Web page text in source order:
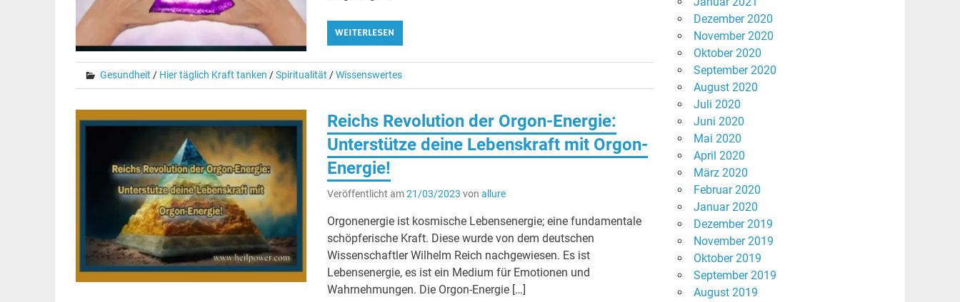
WEITERLESEN
Gesundheit / Hier täglich Kraft tanken /Spiritualität /Wissenswertes
Reichs Revolution der Orgon-Energie:
Unterstütze deine Lebenskraft mit Orgon-
Energie!
Veröffentlicht am21/03/2023 vonallure
Orgonenergie ist kosmische Lebensenergie; eine fundamentale
schöpferische Kraft. Diese wurde von dem deutschen
Wissenschaftler Wilhelm Reich nachgewiesen. Es ist
Lebensenergie, es ist ein Medium für Emotionen und
Wahrnehmungen. Die Orgon-Energie […]
Dezember 2020
November 2020
Oktober 2020
September 2020
August 2020
Juli 2020
Juni 2020
Mai 2020
April 2020
März 2020
Februar 2020
Januar 2020
Dezember 2019
November 2019
Oktober 2019
September 2019
August 2019